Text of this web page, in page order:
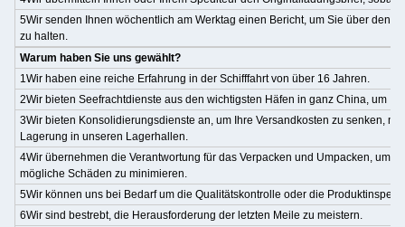
5Wir senden Ihnen wöchentlich am Werktag einen Bericht, um Sie über den
zu halten.
Warum haben Sie uns gewählt?
1Wir haben eine reiche Erfahrung in der Schifffahrt von über 16 Jahren.
2Wir bieten Seefrachtdienste aus den wichtigsten Häfen in ganz China, um
3Wir bieten Konsolidierungsdienste an, um Ihre Versandkosten zu senken,
Lagerung in unseren Lagerhallen.
4Wir übernehmen die Verantwortung für das Verpacken und Umpacken, um
mögliche Schäden zu minimieren.
5Wir können uns bei Bedarf um die Qualitätskontrolle oder die
6Wir sind bestrebt, die Herausforderung der letzten Meile zu meistern.